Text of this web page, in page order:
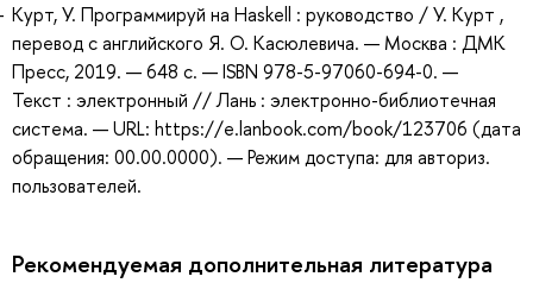
Курт, У. Программируй на Haskell : руководство / У. Курт ,
перевод с английского Я. О. Касюлевича. — Москва : ДМК
Пресс, 2019. — 648 с. — ISBN 978-5-97060-694-0. —
Текст : электронный // Лань : электронно-библиотечная
система. — URL: https://e.lanbook.com/book/123706 (дата
обращения: 00.00.0000). — Режим доступа: для авториз.
пользователей.
Рекомендуемая дополнительная литература